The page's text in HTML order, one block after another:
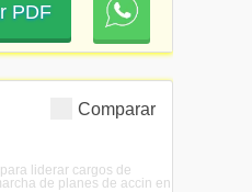
PDF
Comparar
liderar cargos de
de planes de accin en